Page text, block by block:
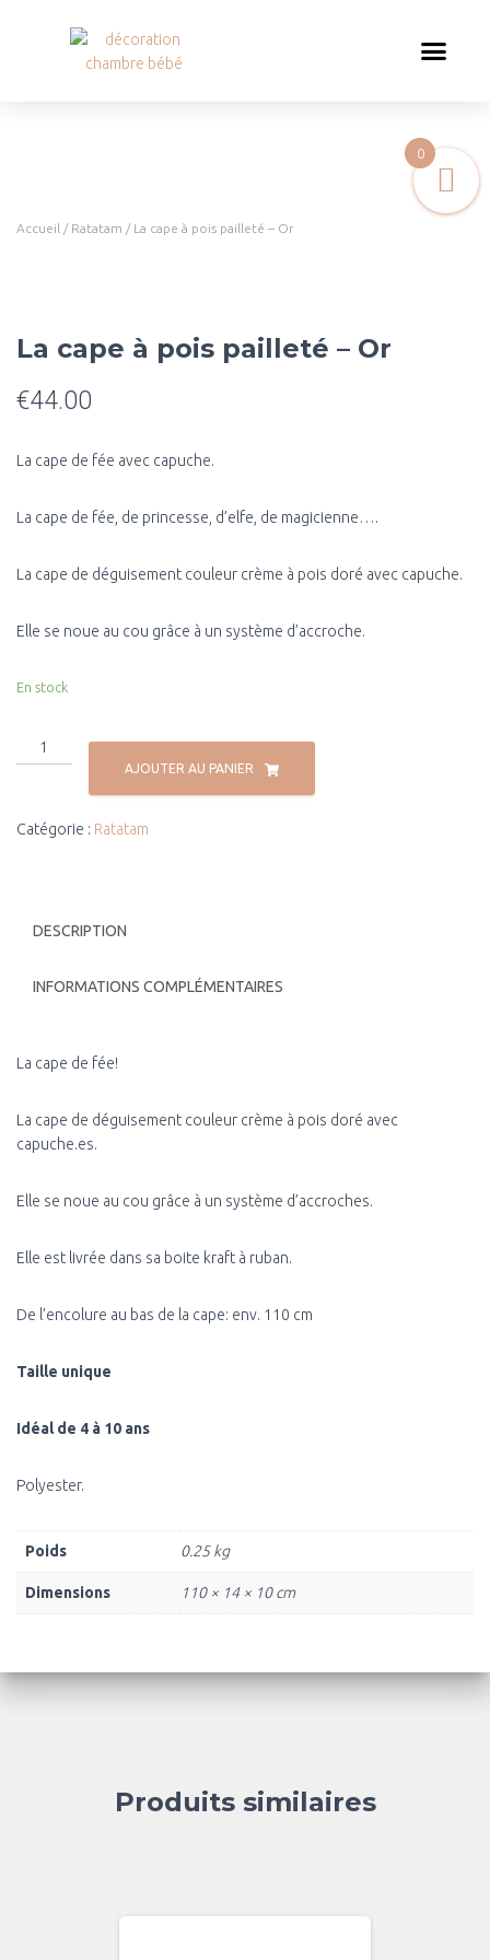
Accueil / Ratatam / La cape à pois pailleté – Or
La cape à pois pailleté – Or
€44.00
La cape de fée avec capuche.
La cape de fée, de princesse, d’elfe, de magicienne….
La cape de déguisement couleur crème à pois doré avec capuche.
Elle se noue au cou grâce à un système d’accroche.
En stock
AJOUTER AU PANIER
Catégorie : Ratatam
DESCRIPTION
INFORMATIONS COMPLÉMENTAIRES
La cape de fée!
La cape de déguisement couleur crème à pois doré avec
capuche.es.
Elle se noue au cou grâce à un système d’accroches.
Elle est livrée dans sa boite kraft à ruban.
De l’encolure au bas de la cape: env. 110 cm
Taille unique
Idéal de 4 à 10 ans
Polyester.
Poids 0.25 kg
Dimensions 110 × 14 × 10 cm
Produits similaires
0